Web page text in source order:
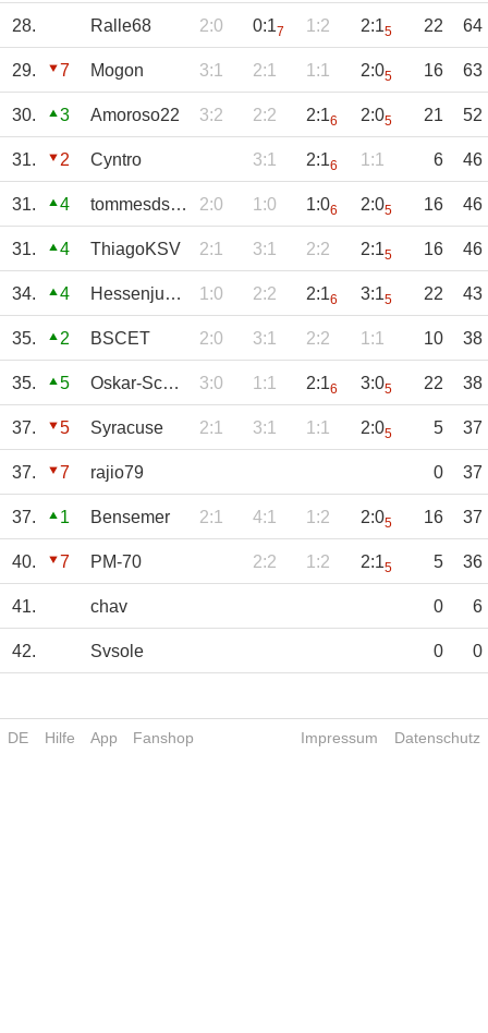
28. Ralle68 2:0 0:17 1:2 2:15 22 64
29. 7 Mogon 3:1 2:1 1:1 2:05 16 63
30. 3 Amoroso22 3:2 2:2 2:16 2:05 21 52
31. 2 Cyntro 3:1 2:16 1:1 6 46
31. 4 tommesdschie 2:0 1:0 1:06 2:05 16 46
31. 4 ThiagoKSV 2:1 3:1 2:2 2:15 16 46
34. 4 Hessenjunge 1:0 2:2 2:16 3:15 22 43
35. 2 BSCET 2:0 3:1 2:2 1:1 10 38
35. 5 Oskar-Schorsch 3:0 1:1 2:16 3:05 22 38
37. 5 Syracuse 2:1 3:1 1:1 2:05 5 37
37. 7 rajio79 0 37
37. 1 Bensemer 2:1 4:1 1:2 2:05 16 37
40. 7 PM-70 2:2 1:2 2:15 5 36
41. chav 0 6
42. Svsole 0 0
DE Hilfe App Fanshop Impressum Datenschutz